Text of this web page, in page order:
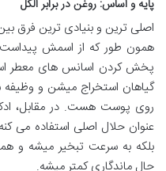
پایه و اساس: روغن در برابر الکل
اصلی ترین و بنیادی ترین فرق
همون طور که از اسمش
پخش کردن اسانس های معطر
گیاهان استخراج میشن و
روی پوست هست. در مقابل،
عنوان حلال اصلی استفاده می
بلکه به سرعت تبخیر میشه و
حال ماندگاری کمتر میشه.